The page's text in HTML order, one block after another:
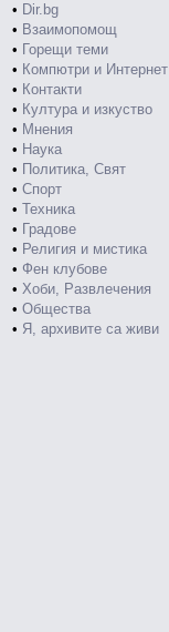
• Dir.bg
• Взаимопомощ
• Горещи теми
• Компютри и Интернет
• Контакти
• Култура и изкуство
• Мнения
• Наука
• Политика, Свят
• Спорт
• Техника
• Градове
• Религия и мистика
• Фен клубове
• Хоби, Развлечения
• Общества
• Я, архивите са живи